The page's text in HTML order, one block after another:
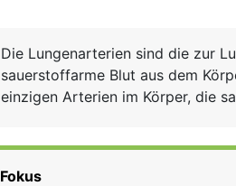
Die Lungenarterien sind die zur
sauerstoffarme Blut aus dem
einzigen Arterien im Körper, die
Fokus